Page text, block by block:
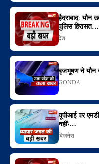
हैदराबाद: यौन
पुलिस हिरासत…
देश
बृजभूषण ने यौन
GONDA
यूपीआई पर
नहींः…
बिज़नेस